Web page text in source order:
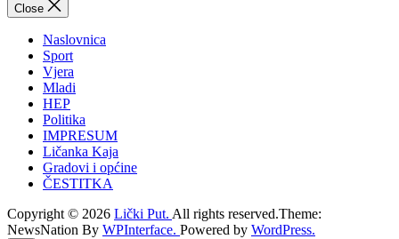
Close
Naslovnica
Sport
Vjera
Mladi
HEP
Politika
IMPRESUM
Ličanka Kaja
Gradovi i općine
ČESTITKA
Copyright © 2026 Lički Put. All rights reserved.Theme:
NewsNation By WPInterface. Powered by WordPress.